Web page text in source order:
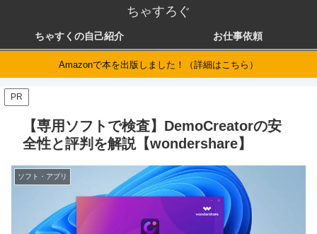
ちゃすろぐ
ちゃすくの自己紹介 お仕事依頼
Amazonで本を出版しました！（詳細はこちら）
PR
【専用ソフトで検査】DemoCreatorの安
全性と評判を解説【wondershare】
ソフト・アプリ